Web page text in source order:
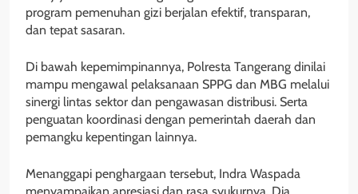
program pemenuhan gizi berjalan efektif, transparan,
dan tepat sasaran.
Di bawah kepemimpinannya, Polresta Tangerang dinilai
mampu mengawal pelaksanaan SPPG dan MBG melalui
sinergi lintas sektor dan pengawasan distribusi. Serta
penguatan koordinasi dengan pemerintah daerah dan
pemangku kepentingan lainnya.
Menanggapi penghargaan tersebut, Indra Waspada